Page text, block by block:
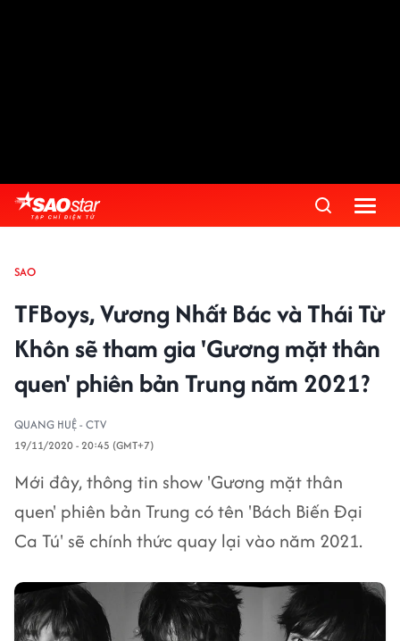
SAO
TFBoys, Vương Nhất Bác và Thái Từ
Khôn sẽ tham gia 'Gương mặt thân
quen' phiên bản Trung năm 2021?
QUANG HUỆ - CTV
19/11/2020 - 20:45 (GMT+7)
Mới đây, thông tin show 'Gương mặt thân
quen' phiên bản Trung có tên 'Bách Biến Đại
Ca Tú' sẽ chính thức quay lại vào năm 2021.